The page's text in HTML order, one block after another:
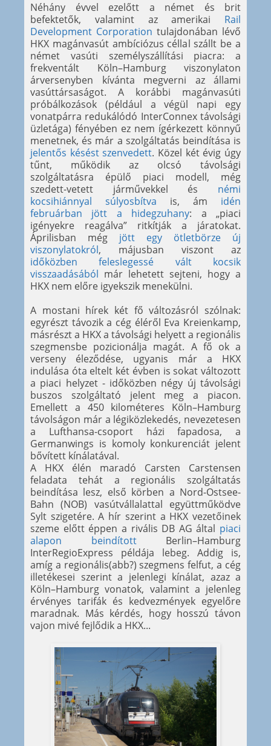
Néhány évvel ezelőtt a német és brit
befektetők, valamint az amerikai Rail
Development Corporation tulajdonában lévő
HKX magánvasút ambíciózus céllal szállt be a
német vasúti személyszállítási piacra: a
frekventált Köln–Hamburg viszonylaton
árversenyben kívánta megverni az állami
vasúttársaságot. A korábbi magánvasúti
próbálkozások (például a végül napi egy
vonatpárra redukálódó InterConnex távolsági
üzletága) fényében ez nem ígérkezett könnyű
menetnek, és már a szolgáltatás beindítása is
jelentős késést szenvedett. Közel két évig úgy
tűnt, működik az olcsó távolsági
szolgáltatásra épülő piaci modell, még
szedett-vetett járművekkel és némi
kocsihiánnyal súlyosbítva is, ám idén
februárban jött a hidegzuhany: a „piaci
igényekre reagálva” ritkítják a járatokat.
Áprilisban még jött egy ötletbörze új
viszonylatokról, májusban viszont az
időközben feleslegessé vált kocsik
visszaadásából már lehetett sejteni, hogy a
HKX nem előre igyekszik menekülni.
A mostani hírek két fő változásról szólnak:
egyrészt távozik a cég éléről Eva Kreienkamp,
másrészt a HKX a távolsági helyett a regionális
szegmensbe pozicionálja magát. A fő ok a
verseny éleződése, ugyanis már a HKX
indulása óta eltelt két évben is sokat változott
a piaci helyzet - időközben négy új távolsági
buszos szolgáltató jelent meg a piacon.
Emellett a 450 kilométeres Köln–Hamburg
távolságon már a légiközlekedés, nevezetesen
a Lufthansa-csoport házi fapadosa, a
Germanwings is komoly konkurenciát jelent
bővített kínálatával.
A HKX élén maradó Carsten Carstensen
feladata tehát a regionális szolgáltatás
beindítása lesz, első körben a Nord-Ostsee-
Bahn (NOB) vasútvállalattal együttműködve
Sylt szigetére. A hír szerint a HKX vezetőinek
szeme előtt éppen a rivális DB AG által piaci
alapon beindítottBerlin–Hamburg
InterRegioExpress példája lebeg. Addig is,
amíg a regionális(abb?) szegmens felfut, a cég
illetékesei szerint a jelenlegi kínálat, azaz a
Köln–Hamburg vonatok, valamint a jelenleg
érvényes tarifák és kedvezmények egyelőre
maradnak. Más kérdés, hogy hosszú távon
vajon mivé fejlődik a HKX...